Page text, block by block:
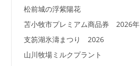
ジ
送
り
松前城の浮紫陽花
苫小牧市プレミアム商品券 2026年
支笏湖氷濤まつり 2026
山川牧場ミルクプラント